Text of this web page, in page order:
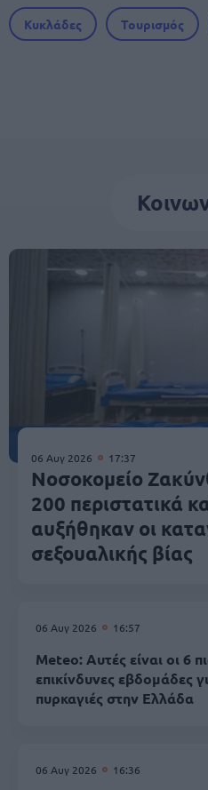
Κυκλάδες Τουρισμός
06 Αυγ 2026 17:37
Νοσοκομείο
200 περιστατικά
αυξήθηκαν οι
σεξουαλικής βίας
06 Αυγ 2026 16:57
Meteo: Αυτές είναι οι 6
επικίνδυνες εβδομάδες
πυρκαγιές στην Ελλάδα
06 Αυγ 2026 16:36